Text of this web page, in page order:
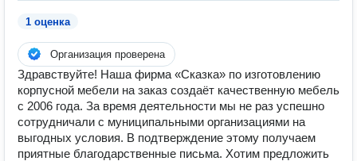
1 оценка
Организация проверена
Здравствуйте! Наша фирма «Сказка» по изготовлению
корпусной мебели на заказ создаёт качественную мебель
с 2006 года. За время деятельности мы не раз успешно
сотрудничали с муниципальными организациями на
выгодных условия. В подтверждение этому получаем
приятные благодарственные письма. Хотим предложить